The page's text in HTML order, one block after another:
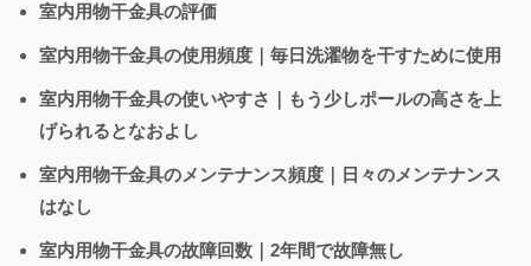
室内用物干金具の評価
室内用物干金具の使用頻度｜毎日洗濯物を干すために使用
室内用物干金具の使いやすさ｜もう少しポールの高さを上
げられるとなおよし
室内用物干金具のメンテナンス頻度｜日々のメンテナンス
はなし
室内用物干金具の故障回数｜2年間で故障無し